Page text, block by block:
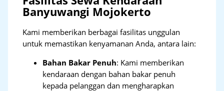
Banyuwangi Mojokerto
Kami memberikan berbagai fasilitas unggulan
untuk memastikan kenyamanan Anda, antara lain:
Bahan Bakar Penuh: Kami memberikan
kendaraan dengan bahan bakar penuh
kepada pelanggan dan mengharapkan